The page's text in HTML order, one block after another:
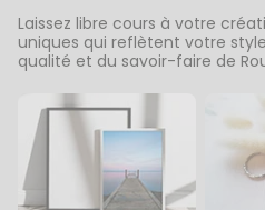
Laissez libre cours à votre
uniques qui reflètent votre
qualité et du savoir-faire de